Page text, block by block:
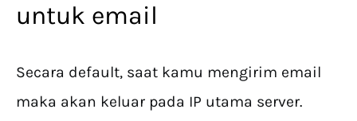
untuk email
Secara default, saat kamu mengirim email
maka akan keluar pada IP utama server.